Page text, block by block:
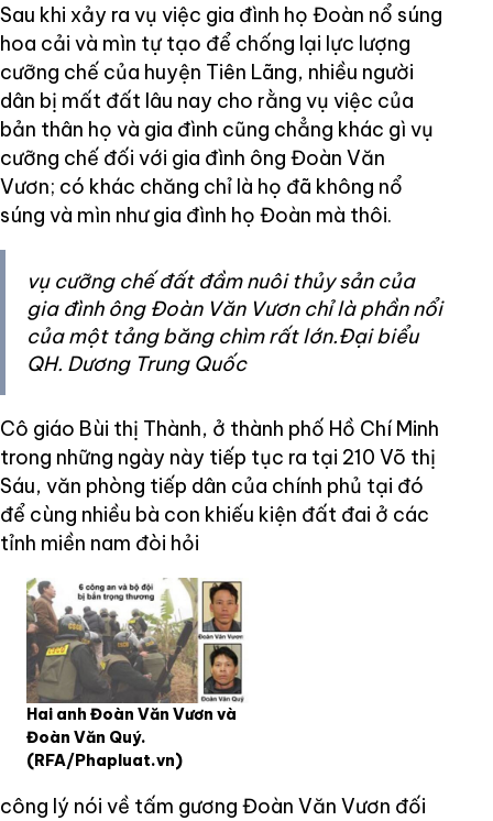
Sau khi xảy ra vụ việc gia đình họ Đoàn nổ súng
hoa cải và mìn tự tạo để chống lại lực lượng
cưỡng chế của huyện Tiên Lãng, nhiều người
dân bị mất đất lâu nay cho rằng vụ việc của
bản thân họ và gia đình cũng chẳng khác gì vụ
cưỡng chế đối với gia đình ông Đoàn Văn
Vươn; có khác chăng chỉ là họ đã không nổ
súng và mìn như gia đình họ Đoàn mà thôi.
vụ cưỡng chế đất đầm nuôi thủy sản của
gia đình ông Đoàn Văn Vươn chỉ là phần nổi
của một tảng băng chìm rất lớn.Đại biểu
QH. Dương Trung Quốc
Cô giáo Bùi thị Thành, ở thành phố Hồ Chí Minh
trong những ngày này tiếp tục ra tại 210 Võ thị
Sáu, văn phòng tiếp dân của chính phủ tại đó
để cùng nhiều bà con khiếu kiện đất đai ở các
tỉnh miền nam đòi hỏi
Hai anh Đoàn Văn Vươn và
Đoàn Văn Quý.
(RFA/Phapluat.vn)
công lý nói về tấm gương Đoàn Văn Vươn đối